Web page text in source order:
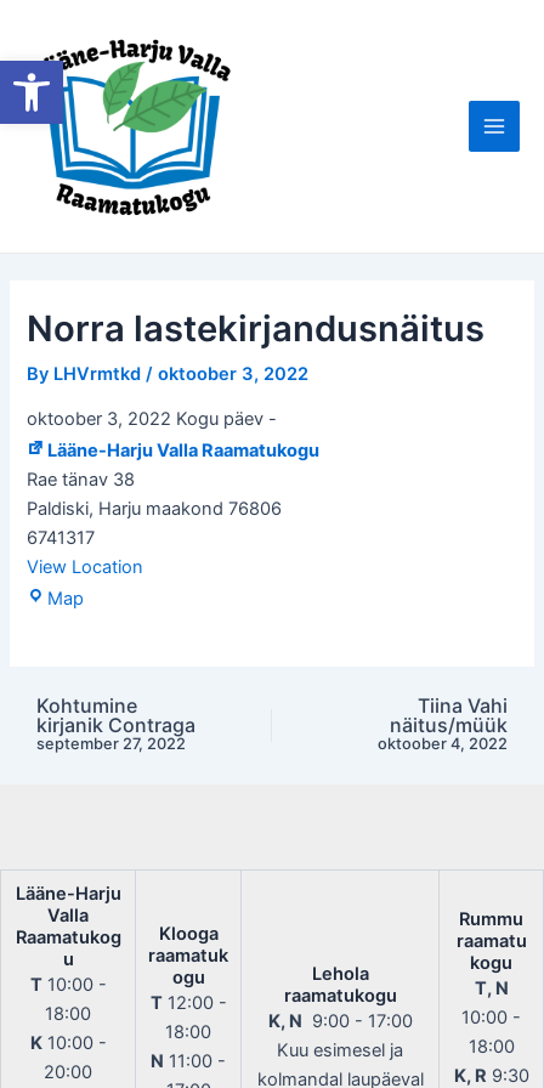
Open toolbar
content
Main
Norra lastekirjandusnäitus
By LHVrmtkd/oktoober 3, 2022
oktoober 3, 2022 Kogu päev -
Lääne-Harju Valla Raamatukogu
Rae tänav 38
Paldiski, Harju maakond 76806
6741317
View Location
Map
Post
navigation
Kohtumine
kirjanik Contraga
september 27, 2022
Tiina Vahi
näitus/müük
oktoober 4, 2022
Lääne-Harju
Valla
Raamatukog
u
T10:00 -
18:00
K10:00 -
20:00
Klooga
raamatuk
ogu
T12:00 -
18:00
N 11:00 -
Lehola
raamatukogu
K, N 9:00 - 17:00
Kuu esimesel ja
kolmandal laupäeval
Rummu
raamatu
kogu
T, N
10:00 -
18:00
K, R 9:30